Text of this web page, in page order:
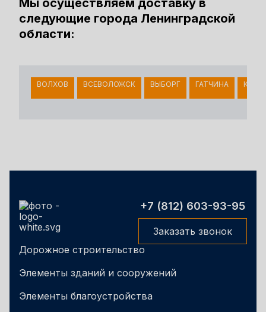
следующие города Ленинградской
области:
ВОЛХОВ ВСЕВОЛОЖСК ВЫБОРГ ГАТЧИНА
+7 (812) 603-93-95
Заказать звонок
Дорожное строительство
Элементы зданий и сооружений
Элементы благоустройства